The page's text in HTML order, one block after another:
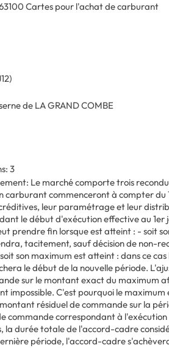
Cartes pour l'achat de carburant
)
de LA GRAND COMBE
: 3
: Le marché comporte trois
carburant commenceront à compter du
leur paramétrage et leur
le début d'exécution effective au 1er
prendre fin lorsque est atteint : - soit
tacitement, sauf décision de non-
son maximum est atteint : dans ce
le début de la nouvelle période.
sur le montant exact du maximum
impossible. C'est pourquoi le maximum
résiduel de commande sur la
commande correspondant à
la durée totale de l'accord-cadre
période, l'accord-cadre